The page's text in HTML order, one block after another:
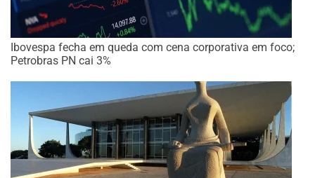
Ibovespa fecha em queda com cena corporativa em foco;
Petrobras PN cai 3%